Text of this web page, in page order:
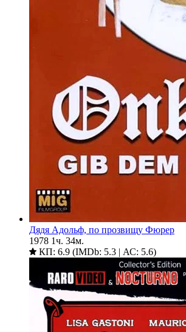
Дядя Адольф, по прозвищу Фюрер
1978 1ч. 34м.
КП: 6.9 (IMDb: 5.3 | АС: 5.6)